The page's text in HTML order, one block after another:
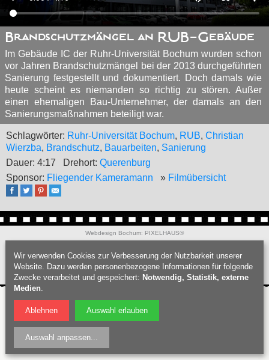
Brandschutzmängel an RUB-Gebäude
Im Gebäude IC der Ruhr-Universität Bochum wurden schon
vor Jahren Brandschutzmängel bei der 2013 durchgeführten
Sanierung festgestellt und dokumentiert. Doch damals wie
heute scheint es niemanden so richtig zu stören. Außer
einen ehemaligen Bau-Unternehmer, der damals an den
Sanierungsmaßnahmen beteiligt war.
Schlagwörter: Ruhr-Universität Bochum, RUB, Christian
Wierzba, Brandschutz, Bauarbeiten, Sanierung
Dauer: 4:17
Drehort: Querenburg
Sponsor: Fliegender Kameramann » Filmübersicht
Webdesign Bochum: PIXELHAUS®
Datenschutz
| Nutzungsbedingungen | Impressum | © Bochumschau 2026
Wir verwenden Cookies zur Verbesserung der Nutzbarkeit unserer
Website. Dazu werden personenbezogene Informationen für folgende
Zwecke verarbeitet und gespeichert: Notwendig, Statistik, externe
Medien.
Ablehnen Auswahl erlauben
Auswahl anpassen...